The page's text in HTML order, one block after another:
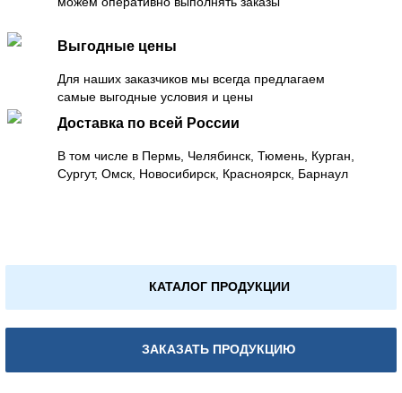
Выгодные цены
Для наших заказчиков мы всегда предлагаем
самые выгодные условия и цены
Доставка по всей России
В том числе в Пермь, Челябинск, Тюмень, Курган,
Сургут, Омск, Новосибирск, Красноярск, Барнаул
КАТАЛОГ ПРОДУКЦИИ
ЗАКАЗАТЬ ПРОДУКЦИЮ